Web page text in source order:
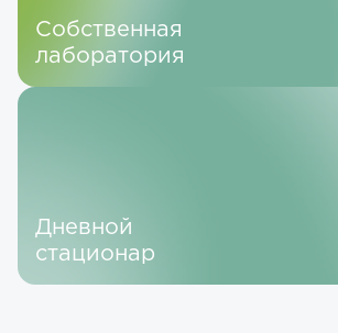
Собственная
лаборатория
Дневной
стационар